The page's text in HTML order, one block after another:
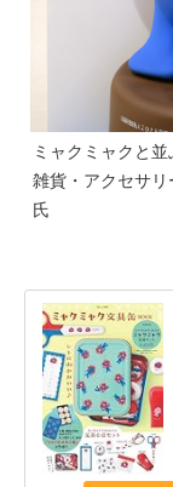
ミャクミャクと
雑貨・アクセサ
氏